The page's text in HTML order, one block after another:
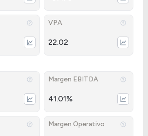
VPA
22.02
Margen EBITDA
41.01%
Margen Operativo